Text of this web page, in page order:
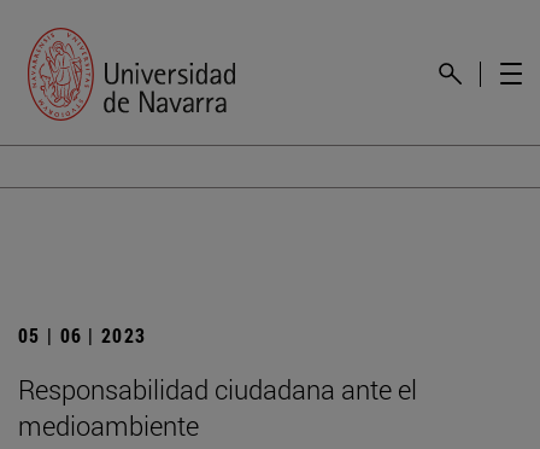
05 | 06 | 2023
Responsabilidad ciudadana ante el
medioambiente